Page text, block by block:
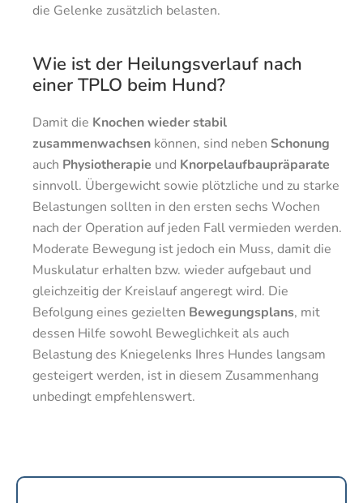
die Gelenke zusätzlich belasten.
Wie ist der Heilungsverlauf nach
einer TPLO beim Hund?
Damit die Knochen wieder stabil
zusammenwachsen können, sind neben Schonung
auch Physiotherapie und Knorpelaufbaupräparate
sinnvoll. Übergewicht sowie plötzliche und zu starke
Belastungen sollten in den ersten sechs Wochen
nach der Operation auf jeden Fall vermieden werden.
Moderate Bewegung ist jedoch ein Muss, damit die
Muskulatur erhalten bzw. wieder aufgebaut und
gleichzeitig der Kreislauf angeregt wird. Die
Befolgung eines gezielten Bewegungsplans, mit
dessen Hilfe sowohl Beweglichkeit als auch
Belastung des Kniegelenks Ihres Hundes langsam
gesteigert werden, ist in diesem Zusammenhang
unbedingt empfehlenswert.